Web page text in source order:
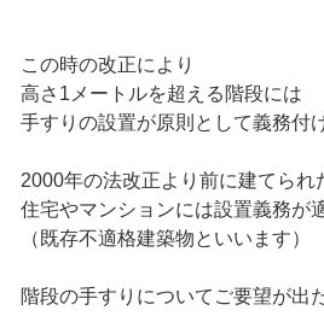
この時の改正により
高さ1メートルを超える階段には
手すりの設置が原則として義務付
2000年の法改正より前に建てられ
住宅やマンションには設置義務が
（既存不適格建築物といいます）
階段の手すりについてご要望が出